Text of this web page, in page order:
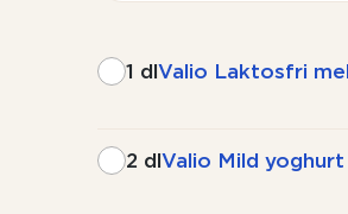
1 dlValio Laktosfri
2 dlValio Mild yoghurt